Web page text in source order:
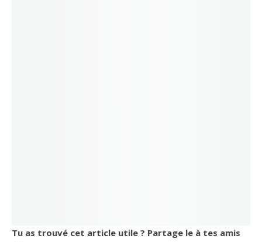
Tu as trouvé cet article utile ? Partage le à tes amis